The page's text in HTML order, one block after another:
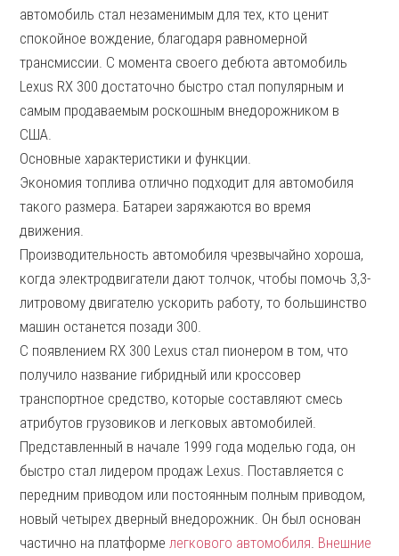
автомобиль стал незаменимым для тех, кто ценит
спокойное вождение, благодаря равномерной
трансмиссии. С момента своего дебюта автомобиль
Lexus RX 300 достаточно быстро стал популярным и
самым продаваемым роскошным внедорожником в
США.
Основные характеристики и функции.
Экономия топлива отлично подходит для автомобиля
такого размера. Батареи заряжаются во время
движения.
Производительность автомобиля чрезвычайно хороша,
когда электродвигатели дают толчок, чтобы помочь 3,3-
литровому двигателю ускорить работу, то большинство
машин останется позади 300.
С появлением RX 300 Lexus стал пионером в том, что
получило название гибридный или кроссовер
транспортное средство, которые составляют смесь
атрибутов грузовиков и легковых автомобилей.
Представленный в начале 1999 года моделью года, он
быстро стал лидером продаж Lexus. Поставляется с
передним приводом или постоянным полным приводом,
новый четырех дверный внедорожник. Он был основан
частично на платформе легкового автомобиля Внешние